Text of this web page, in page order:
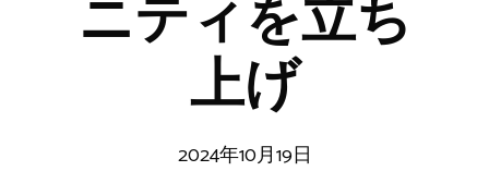
ニティを立ち
上げ
2024年10月19日